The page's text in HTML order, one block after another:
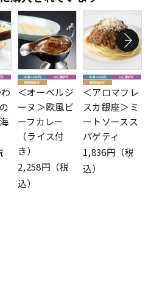
＜オーベルジ
ーヌ＞欧風ビ
ーフカレー
（ライス付
き）
2,258円（税
込）
＜アロマフレ
スカ銀座＞ミ
ートソースス
パゲティ
1,836円（税
込）